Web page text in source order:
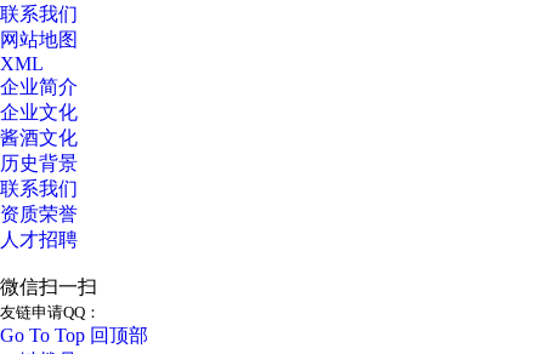
联系我们
网站地图
XML
企业简介
企业文化
酱酒文化
历史背景
联系我们
资质荣誉
人才招聘
微信扫一扫
友链申请QQ：
Go To Top 回顶部